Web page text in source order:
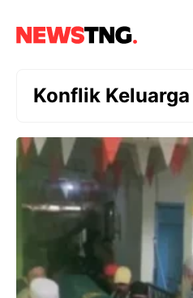
Konflik Keluarga